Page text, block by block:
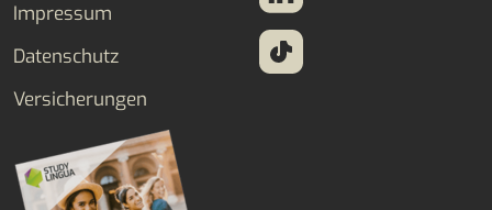
Impressum
Datenschutz
Versicherungen